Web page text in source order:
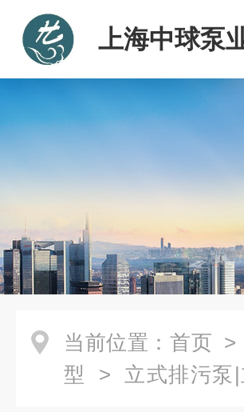
上海中球泵
当前位置： 首页 >
型
> 立式排污泵